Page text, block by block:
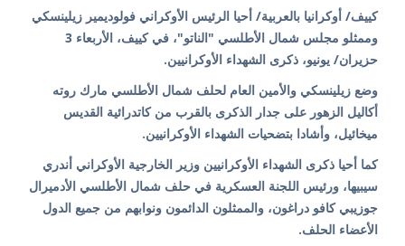
كييف/ أوكرانيا بالعربية/ أحيا الرئيس الأوكراني فولوديمير زيلينسكي
وممثلو مجلس شمال الأطلسي "الناتو"، في كييف، الأربعاء 3
حزيران/ يونيو، ذكرى الشهداء الأوكرانيين.
وضع زيلينسكي والأمين العام لحلف شمال الأطلسي مارك روته
أكاليل الزهور على جدار الذكرى بالقرب من كاتدرائية القديس
ميخائيل، وأشادا بتضحيات الشهداء الأوكرانيين.
كما أحيا ذكرى الشهداء الأوكرانيين وزير الخارجية الأوكراني أندري
سيبيها، ورئيس اللجنة العسكرية في حلف شمال الأطلسي الأدميرال
جوزيبي كافو دراغون، والممثلون الدائمون ونوابهم من جميع الدول
الأعضاء الحلف.